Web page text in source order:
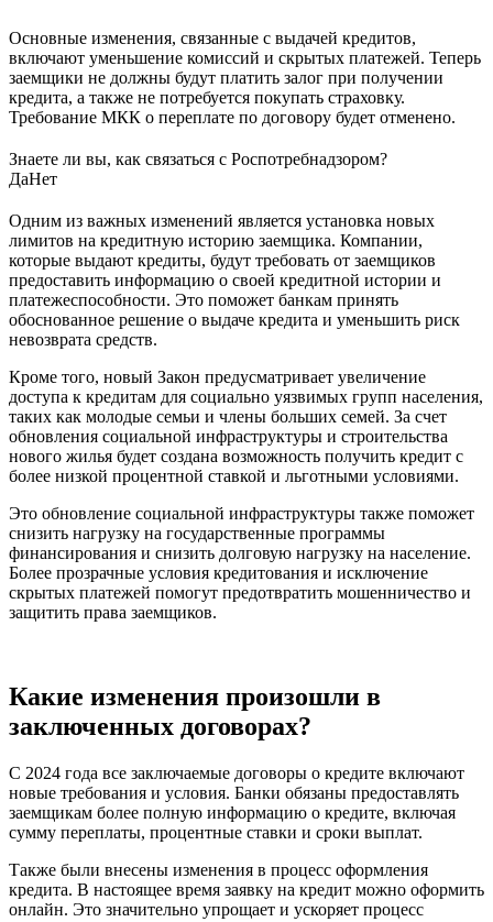
Основные изменения, связанные с выдачей кредитов,
включают уменьшение комиссий и скрытых платежей. Теперь
заемщики не должны будут платить залог при получении
кредита, а также не потребуется покупать страховку.
Требование МКК о переплате по договору будет отменено.
Знаете ли вы, как связаться с Роспотребнадзором?
ДаНет
Одним из важных изменений является установка новых
лимитов на кредитную историю заемщика. Компании,
которые выдают кредиты, будут требовать от заемщиков
предоставить информацию о своей кредитной истории и
платежеспособности. Это поможет банкам принять
обоснованное решение о выдаче кредита и уменьшить риск
невозврата средств.
Кроме того, новый Закон предусматривает увеличение
доступа к кредитам для социально уязвимых групп населения,
таких как молодые семьи и члены больших семей. За счет
обновления социальной инфраструктуры и строительства
нового жилья будет создана возможность получить кредит с
более низкой процентной ставкой и льготными условиями.
Это обновление социальной инфраструктуры также поможет
снизить нагрузку на государственные программы
финансирования и снизить долговую нагрузку на население.
Более прозрачные условия кредитования и исключение
скрытых платежей помогут предотвратить мошенничество и
защитить права заемщиков.
Какие изменения произошли в
заключенных договорах?
С 2024 года все заключаемые договоры о кредите включают
новые требования и условия. Банки обязаны предоставлять
заемщикам более полную информацию о кредите, включая
сумму переплаты, процентные ставки и сроки выплат.
Также были внесены изменения в процесс оформления
кредита. В настоящее время заявку на кредит можно оформить
онлайн. Это значительно упрощает и ускоряет процесс